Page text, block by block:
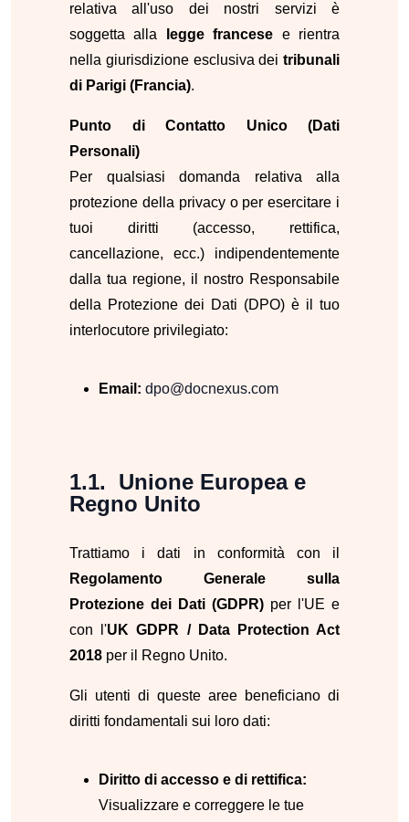
relativa all'uso dei nostri servizi è
soggetta alla
legge francese e rientra
nella giurisdizione esclusiva dei tribunali
di Parigi (Francia).
Punto di Contatto Unico (Dati
Personali)
Per qualsiasi domanda relativa alla
protezione della privacy o per esercitare i
tuoi diritti (accesso, rettifica,
cancellazione, ecc.) indipendentemente
dalla tua regione, il nostro Responsabile
della Protezione dei Dati (DPO) è il tuo
interlocutore privilegiato:
Email: dpo@docnexus.com
Unione Europea e
Regno Unito
Trattiamo i dati in conformità con il
Regolamento Generale sulla
Protezione dei Dati (GDPR) per l'UE e
con l'UK GDPR / Data Protection Act
2018 per il Regno Unito.
Gli utenti di queste aree beneficiano di
diritti fondamentali sui loro dati:
Diritto di accesso e di rettifica:
Visualizzare e correggere le tue